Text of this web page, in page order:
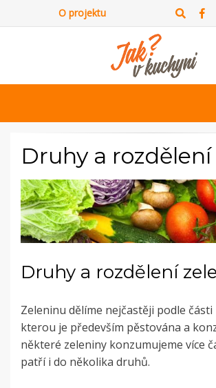
O projektu
Druhy a rozdělení
Druhy a rozdělení
Zeleninu dělíme nejčastěji podle
kterou je především pěstována a
některé zeleniny konzumujeme více
patří i do několika druhů.